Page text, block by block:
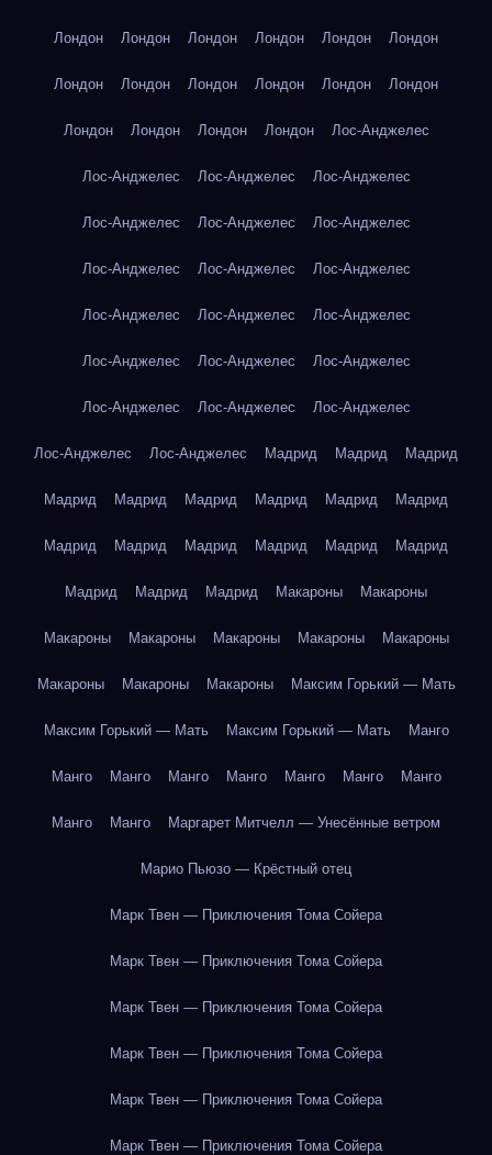
Лондон Лондон Лондон Лондон Лондон Лондон
Лондон Лондон Лондон Лондон Лондон Лондон
Лондон Лондон Лондон Лондон Лос-Анджелес
Лос-Анджелес Лос-Анджелес Лос-Анджелес
Лос-Анджелес Лос-Анджелес Лос-Анджелес
Лос-Анджелес Лос-Анджелес Лос-Анджелес
Лос-Анджелес Лос-Анджелес Лос-Анджелес
Лос-Анджелес Лос-Анджелес Лос-Анджелес
Лос-Анджелес Лос-Анджелес Лос-Анджелес
Лос-Анджелес Лос-Анджелес Мадрид Мадрид Мадрид
Мадрид Мадрид Мадрид Мадрид Мадрид Мадрид
Мадрид Мадрид Мадрид Мадрид Мадрид Мадрид
Мадрид Мадрид Мадрид Макароны Макароны
Макароны Макароны Макароны Макароны Макароны
Макароны Макароны Макароны Максим Горький — Мать
Максим Горький — Мать Максим Горький — Мать Манго
Манго Манго Манго Манго Манго Манго Манго
Манго Манго Маргарет Митчелл — Унесённые ветром
Марио Пьюзо — Крёстный отец
Марк Твен — Приключения Тома Сойера
Марк Твен — Приключения Тома Сойера
Марк Твен — Приключения Тома Сойера
Марк Твен — Приключения Тома Сойера
Марк Твен — Приключения Тома Сойера
Марк Твен — Приключения Тома Сойера